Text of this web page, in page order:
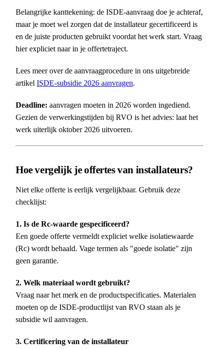
Belangrijke kanttekening: de ISDE-aanvraag doe je achteraf,
maar je moet wel zorgen dat de installateur gecertificeerd is
en de juiste producten gebruikt voordat het werk start. Vraag
hier expliciet naar in je offertetraject.
Lees meer over de aanvraagprocedure in ons uitgebreide
artikel ISDE-subsidie 2026 aanvragen.
Deadline: aanvragen moeten in 2026 worden ingediend.
Gezien de verwerkingstijden bij RVO is het advies: laat het
werk uiterlijk oktober 2026 uitvoeren.
Hoe vergelijk je offertes van installateurs?
Niet elke offerte is eerlijk vergelijkbaar. Gebruik deze
checklijst:
1. Is de Rc-waarde gespecificeerd?
Een goede offerte vermeldt expliciet welke isolatiewaarde
(Rc) wordt behaald. Vage termen als "goede isolatie" zijn
geen garantie.
2. Welk materiaal wordt gebruikt?
Vraag naar het merk en de productspecificaties. Materialen
moeten op de ISDE-productlijst van RVO staan als je
subsidie wil aanvragen.
3. Certificering van de installateur